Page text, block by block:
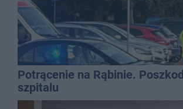
Potrącenie na Rąbinie.
szpitalu